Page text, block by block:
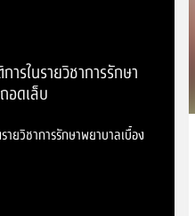
รในรายวิชาการรักษา
อดเล็บ
ยวิชาการรักษาพยาบาลเบื้อง